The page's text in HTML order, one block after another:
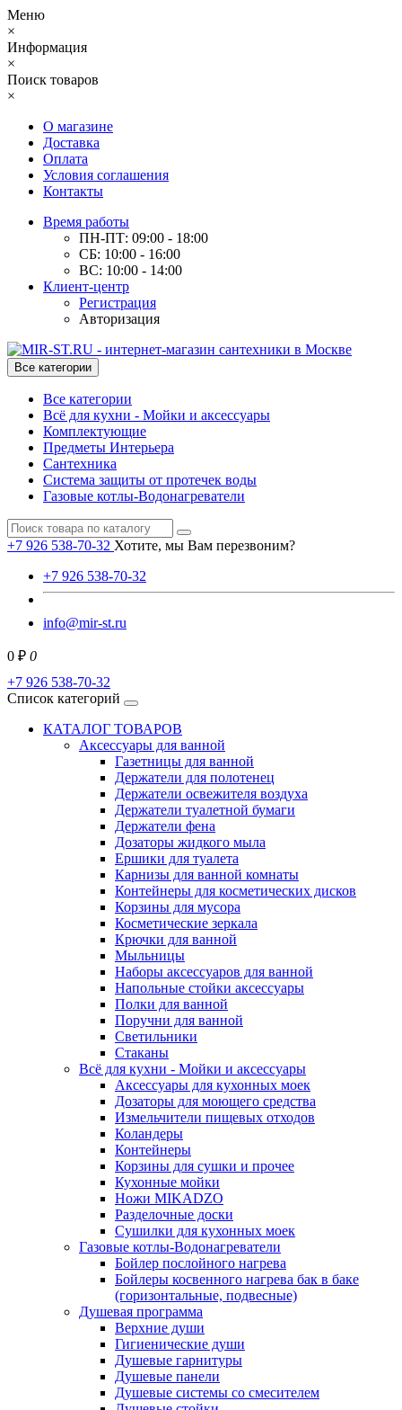
Меню
×
Информация
×
Поиск товаров
×
О магазине
Доставка
Оплата
Условия соглашения
Контакты
Время работы
ПН-ПТ: 09:00 - 18:00
СБ: 10:00 - 16:00
ВС: 10:00 - 14:00
Клиент-центр
Регистрация
Авторизация
Все категории
Все категории
Всё для кухни - Мойки и аксессуары
Комплектующие
Предметы Интерьера
Сантехника
Система защиты от протечек воды
Газовые котлы-Водонагреватели
+7 926 538-70-32 Хотите, мы Вам перезвоним?
+7 926 538-70-32
info@mir-st.ru
0 ₽ 0
+7 926 538-70-32
Список категорий
КАТАЛОГ ТОВАРОВ
Аксессуары для ванной
Газетницы для ванной
Держатели для полотенец
Держатели освежителя воздуха
Держатели туалетной бумаги
Держатели фена
Дозаторы жидкого мыла
Ершики для туалета
Карнизы для ванной комнаты
Контейнеры для косметических дисков
Корзины для мусора
Косметические зеркала
Крючки для ванной
Мыльницы
Наборы аксессуаров для ванной
Напольные стойки аксессуары
Полки для ванной
Поручни для ванной
Светильники
Стаканы
Всё для кухни - Мойки и аксессуары
Аксессуары для кухонных моек
Дозаторы для моющего средства
Измельчители пищевых отходов
Коландеры
Контейнеры
Корзины для сушки и прочее
Кухонные мойки
Ножи MIKADZO
Разделочные доски
Сушилки для кухонных моек
Газовые котлы-Водонагреватели
Бойлер послойного нагрева
Бойлеры косвенного нагрева бак в баке
(горизонтальные, подвесные)
Душевая программа
Верхние души
Гигиенические души
Душевые гарнитуры
Душевые панели
Душевые системы со смесителем